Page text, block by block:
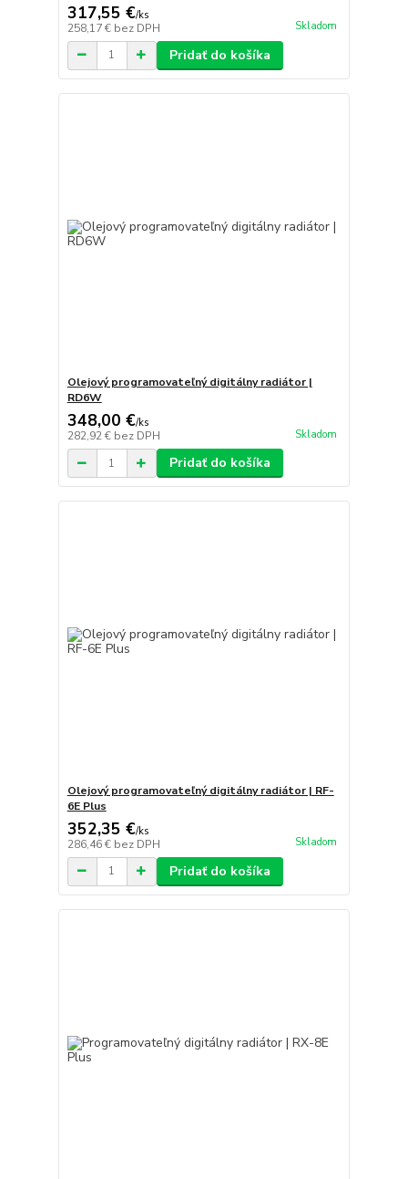
317,55 €/ks
258,17 € bez DPH Skladom
Pridať do košíka
Olejový programovateľný digitálny radiátor |
RD6W
348,00 €/ks
282,92 € bez DPH Skladom
Pridať do košíka
Olejový programovateľný digitálny radiátor | RF-
6E Plus
352,35 €/ks
286,46 € bez DPH Skladom
Pridať do košíka